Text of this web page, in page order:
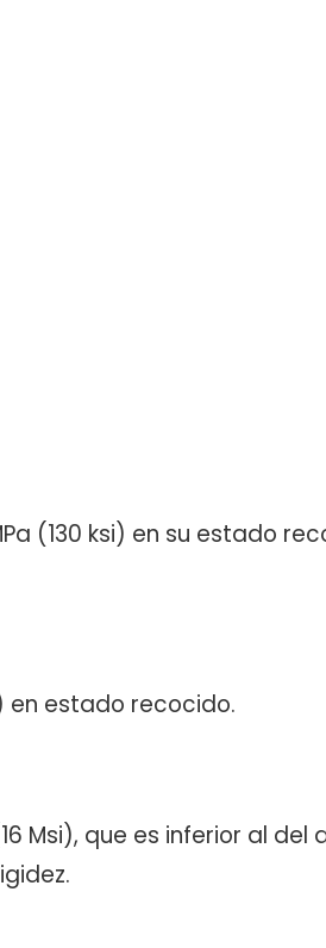
(130 ksi) en su estado
en estado recocido.
Msi), que es inferior al